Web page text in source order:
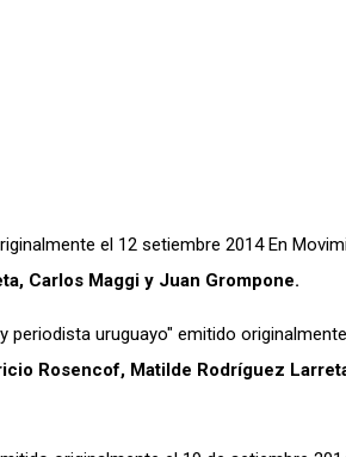
el 12 setiembre 2014 En
Carlos Maggi y Juan Grompone.
uruguayo" emitido
Rosencof, Matilde Rodríguez